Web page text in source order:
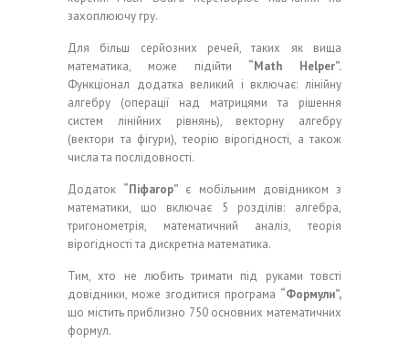
захоплюючу гру.
Для більш серйозних речей, таких як вища
математика, може підійти “Math Helper”.
Функціонал додатка великий і включає: лінійну
алгебру (операції над матрицями та рішення
систем лінійних рівнянь), векторну алгебру
(вектори та фігури), теорію вірогідності, а також
числа та послідовності.
Додаток “Піфагор” є мобільним довідником з
математики, що включає 5 розділів: алгебра,
тригонометрія, математичний аналіз, теорія
вірогідності та дискретна математика.
Тим, хто не любить тримати під руками товсті
довідники, може згодитися програма “Формули”,
що містить приблизно 750 основних математичних
формул.